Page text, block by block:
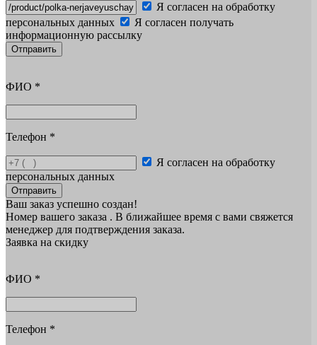
Я согласен на обработку
персональных данных
Я согласен получать
информационную рассылку
Отправить
ФИО *
Телефон *
Я согласен на обработку
персональных данных
Отправить
Ваш заказ успешно создан!
Номер вашего заказа . В ближайшее время с вами свяжется
менеджер для подтверждения заказа.
Заявка на скидку
ФИО *
Телефон *